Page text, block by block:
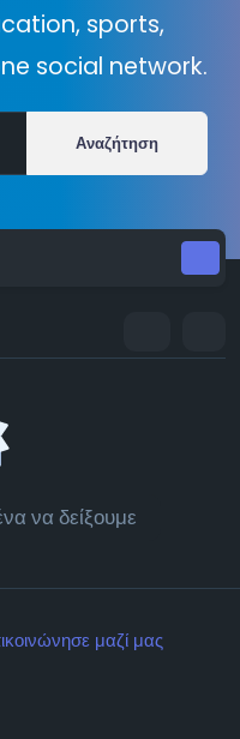
sports,
social network.
Αναζήτηση
να δείξουμε
μαζί μας